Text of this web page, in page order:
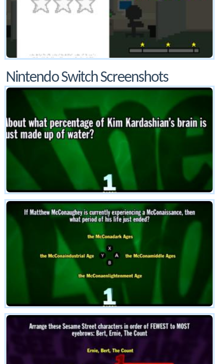
Nintendo Switch Screenshots